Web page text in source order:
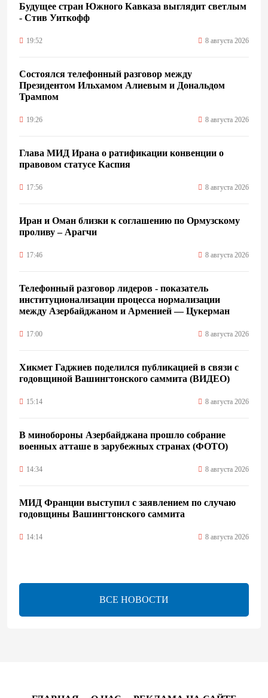
Будущее стран Южного Кавказа выглядит светлым
- Стив Уиткофф
19:52 8 августа 2026
Состоялся телефонный разговор между
Президентом Ильхамом Алиевым и Дональдом
Трампом
19:26 8 августа 2026
Глава МИД Ирана о ратификации конвенции о
правовом статусе Каспия
17:56 8 августа 2026
Иран и Оман близки к соглашению по Ормузскому
проливу – Арагчи
17:46 8 августа 2026
Телефонный разговор лидеров - показатель
институционализации процесса нормализации
между Азербайджаном и Арменией — Цукерман
17:00 8 августа 2026
Хикмет Гаджиев поделился публикацией в связи с
годовщиной Вашингтонского саммита (ВИДЕО)
15:14 8 августа 2026
В минобороны Азербайджана прошло собрание
военных атташе в зарубежных странах (ФОТО)
14:34 8 августа 2026
МИД Франции выступил с заявлением по случаю
годовщины Вашингтонского саммита
14:14 8 августа 2026
синхронизировали курс на мир
ВСЕ НОВОСТИ